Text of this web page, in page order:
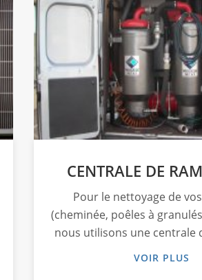
CENTRALE DE
Pour le nettoyage de
(cheminée, poêles à
nous utilisons une centrale
VOIR PLUS